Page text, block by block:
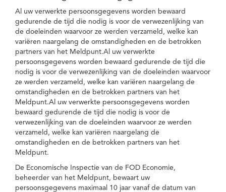
Al uw verwerkte persoonsgegevens worden bewaard
gedurende de tijd die nodig is voor de verwezenlijking van
de doeleinden waarvoor ze werden verzameld, welke kan
variëren naargelang de omstandigheden en de betrokken
partners van het Meldpunt.Al uw verwerkte
persoonsgegevens worden bewaard gedurende de tijd die
nodig is voor de verwezenlijking van de doeleinden waarvoor
ze werden verzameld, welke kan variëren naargelang de
omstandigheden en de betrokken partners van het
Meldpunt.Al uw verwerkte persoonsgegevens worden
bewaard gedurende de tijd die nodig is voor de
verwezenlijking van de doeleinden waarvoor ze werden
verzameld, welke kan variëren naargelang de
omstandigheden en de betrokken partners van het
Meldpunt.
De Economische Inspectie van de FOD Economie,
beheerder van het Meldpunt, bewaart uw
persoonsgegevens maximaal 10 jaar vanaf de datum van